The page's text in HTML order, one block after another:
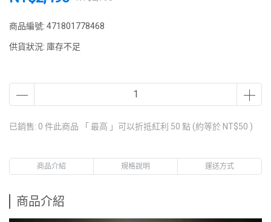
商品編號:471801778468
供貨狀況:庫存不足
已銷售: 0 件此商品 「 最高 」可以折抵紅利 50 點 (約等於NT$50)
商品介紹 規格說明 運送方式
商品介紹